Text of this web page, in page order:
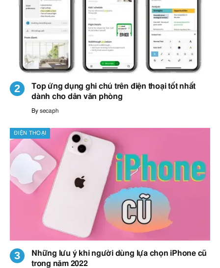
Top ứng dụng ghi chú trên điện thoại tốt nhất
dành cho dân văn phòng
By secaph
ĐIỆN THOẠI
Những lưu ý khi người dùng lựa chọn iPhone cũ
trong năm 2022